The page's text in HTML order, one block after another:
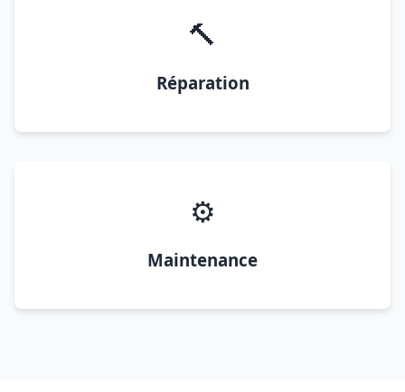
🔨
Réparation
⚙️
Maintenance